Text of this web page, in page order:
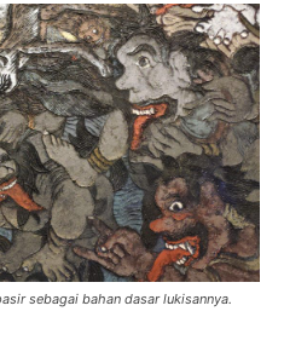
sebagai bahan dasar lukisannya.